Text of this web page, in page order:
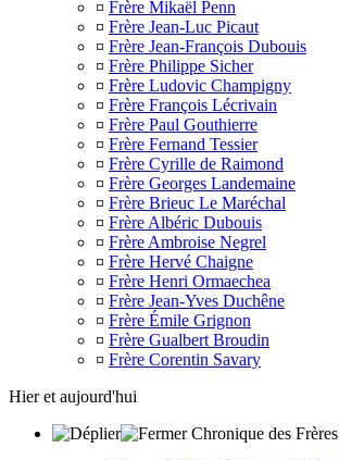
¤ Frère Mikaël Penn
¤ Frère Jean-Luc Picaut
¤ Frère Jean-François Dubouis
¤ Frère Philippe Sicher
¤ Frère Ludovic Champigny
¤ Frère François Lécrivain
¤ Frère Paul Gouthierre
¤ Frère Fernand Tessier
¤ Frère Cyrille de Raimond
¤ Frère Georges Landemaine
¤ Frère Brieuc Le Maréchal
¤ Frère Albéric Dubouis
¤ Frère Ambroise Negrel
¤ Frère Hervé Chaigne
¤ Frère Henri Ormaechea
¤ Frère Jean-Yves Duchêne
¤ Frère Émile Grignon
¤ Frère Gualbert Broudin
¤ Frère Corentin Savary
Hier et aujourd'hui
Chronique des Frères